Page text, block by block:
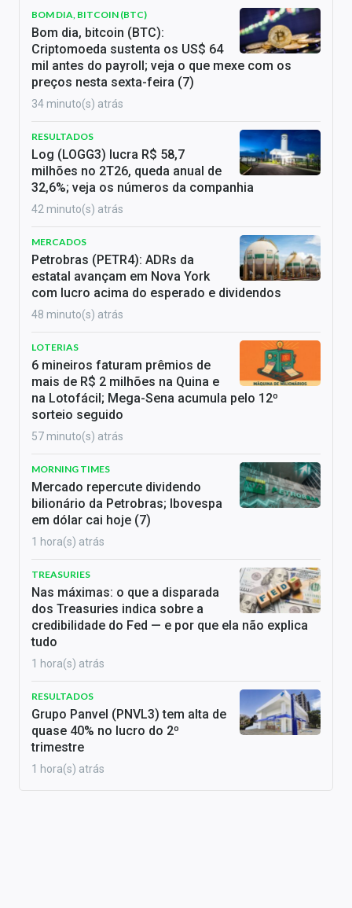
BOM DIA, BITCOIN (BTC)
Bom dia, bitcoin (BTC):
Criptomoeda sustenta os US$ 64
mil antes do payroll; veja o que mexe com os
preços nesta sexta-feira (7)
34 minuto(s) atrás
RESULTADOS
Log (LOGG3) lucra R$ 58,7
milhões no 2T26, queda anual de
32,6%; veja os números da companhia
42 minuto(s) atrás
MERCADOS
Petrobras (PETR4): ADRs da
estatal avançam em Nova York
com lucro acima do esperado e dividendos
48 minuto(s) atrás
LOTERIAS
6 mineiros faturam prêmios de
mais de R$ 2 milhões na Quina e
na Lotofácil; Mega-Sena acumula pelo 12º
sorteio seguido
57 minuto(s) atrás
MORNING TIMES
Mercado repercute dividendo
bilionário da Petrobras; Ibovespa
em dólar cai hoje (7)
1 hora(s) atrás
TREASURIES
Nas máximas: o que a disparada
dos Treasuries indica sobre a
credibilidade do Fed — e por que ela não explica
tudo
1 hora(s) atrás
RESULTADOS
Grupo Panvel (PNVL3) tem alta de
quase 40% no lucro do 2º
trimestre
1 hora(s) atrás